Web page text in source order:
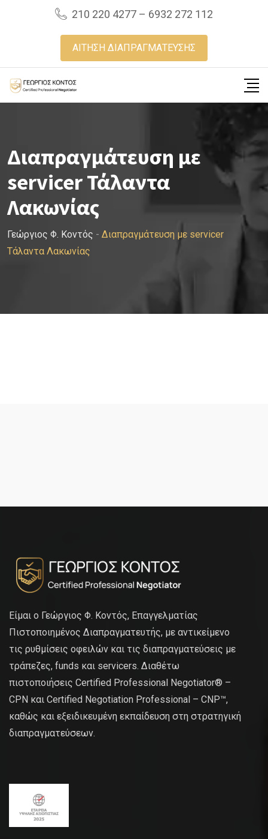
210 220 4277 – 6932 272 112
ΑΙΤΗΣΗ ΔΙΑΠΡΑΓΜΑΤΕΥΣΗΣ
Διαπραγμάτευση με
servicer Τάλαντα
Λακωνίας
Γεώργιος Φ. Κοντός - Διαπραγμάτευση με servicer
Τάλαντα Λακωνίας
Είμαι ο Γεώργιος Φ. Κοντός, Επαγγελματίας
Πιστοποιημένος Διαπραγματευτής, με αντικείμενο
τις ρυθμίσεις οφειλών και τις διαπραγματεύσεις με
τράπεζες, funds και servicers. Διαθέτω
πιστοποιήσεις Certified Professional Negotiator® –
CPN και Certified Negotiation Professional – CNP™,
καθώς και εξειδικευμένη εκπαίδευση στη στρατηγική
διαπραγματεύσεων.